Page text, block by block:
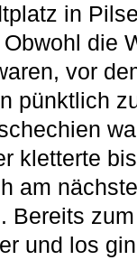
in
die
vor
pünktlich
kletterte
am
Bereits
und los